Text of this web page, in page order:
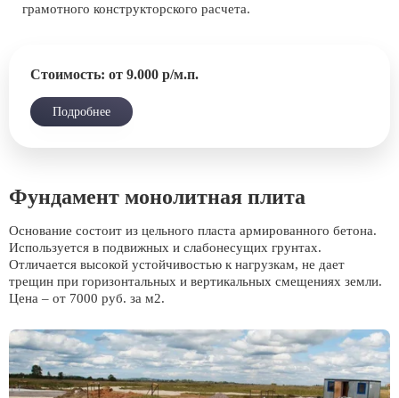
грамотного конструкторского расчета.
Стоимость: от 9.000 р/м.п.
Подробнее
Фундамент монолитная плита
Основание состоит из цельного пласта армированного бетона.
Используется в подвижных и слабонесущих грунтах.
Отличается высокой устойчивостью к нагрузкам, не дает
трещин при горизонтальных и вертикальных смещениях земли.
Цена – от 7000 руб. за м2.